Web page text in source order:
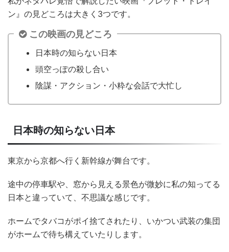
ン』の見どころは大きく3つです。
この映画の見どころ
日本時の知らない日本
頭空っぽの殺し合い
陰謀・アクション・小粋な会話で大忙し
日本時の知らない日本
東京から京都へ行く新幹線が舞台です。
途中の停車駅や、窓から見える景色が微妙に私の知ってる
日本と違っていて、不思議な感じです。
ホームでタバコがポイ捨てされたり、いかつい武装の集団
がホームで待ち構えていたりします。